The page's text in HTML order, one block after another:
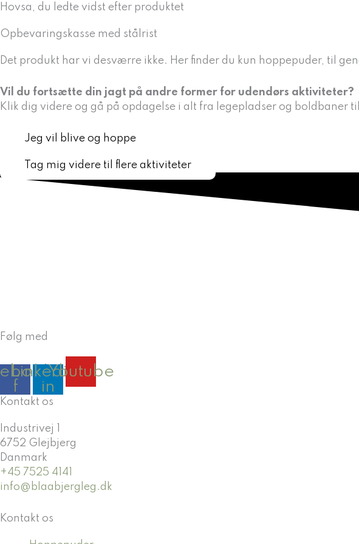
Gå
indholdet
Hovsa, du ledte vidst efter produktet
Opbevaringskasse med stålrist
Det produkt har vi desværre ikke. Her finder du kun hoppepuder, til
Vil du fortsætte din jagt på andre former for udendørs aktiviteter?
Klik dig videre og gå på opdagelse i alt fra legepladser og boldbaner
Jeg vil blive og hoppe
Tag mig videre til flere aktiviteter
Følg med
f
Linkedin-
in
Youtube
Kontakt os
Industrivej 1
6752 Glejbjerg
Danmark
+45 7525 4141
info@blaabjergleg.dk
Kontakt os